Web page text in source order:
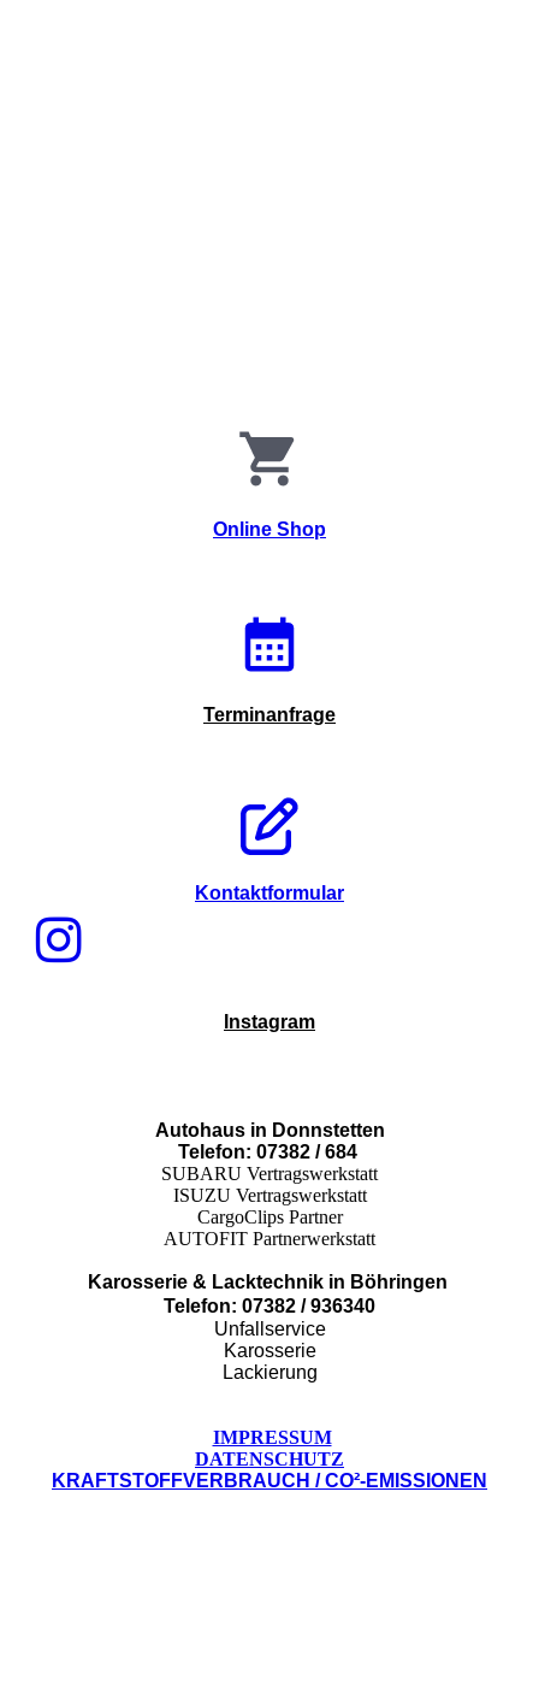
Online Shop
Terminanfrage
Kontaktformular
Instagram
Autohaus in Donnstetten
Telefon: 07382 / 684
SUBARU Vertragswerkstatt
ISUZU Vertragswerkstatt
CargoClips Partner
AUTOFIT Partnerwerkstatt
Karosserie & Lacktechnik in Böhringen
Telefon: 07382 / 936340
Unfallservice
Karosserie
Lackierung
IMPRESSUM
DATENSCHUTZ
KRAFTSTOFFVERBRAUCH / CO²-EMISSIONEN